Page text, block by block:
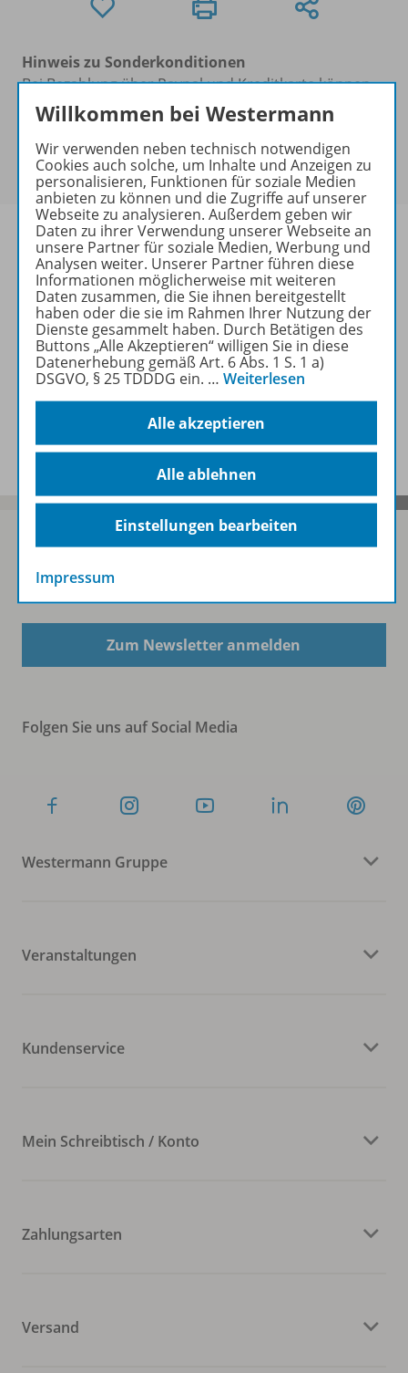
Hinweis zu Sonderkonditionen
Bei Bezahlung über Paypal und Kreditkarte können
keine Sonderkonditionen gewährt werden.
Sie haben ein passendes Spar-Paket ?
Um den für Sie gültigen Preis zu sehen,melden Sie
sich bitte an.
Informationen
Weitere Inhalte der Ausgabe
Sofort profitieren
Zum Newsletter anmelden
Folgen Sie uns auf Social Media
Westermann Gruppe
Veranstaltungen
Kundenservice
Mein Schreibtisch / Konto
Zahlungsarten
Versand
Willkommen bei Westermann
Wir verwenden neben technisch notwendigen
Cookies auch solche, um Inhalte und Anzeigen zu
personalisieren, Funktionen für soziale Medien
anbieten zu können und die Zugriffe auf unserer
Webseite zu analysieren. Außerdem geben wir
Daten zu ihrer Verwendung unserer Webseite an
unsere Partner für soziale Medien, Werbung und
Analysen weiter. Unserer Partner führen diese
Informationen möglicherweise mit weiteren
Daten zusammen, die Sie ihnen bereitgestellt
haben oder die sie im Rahmen Ihrer Nutzung der
Dienste gesammelt haben. Durch Betätigen des
Buttons „Alle Akzeptieren“ willigen Sie in diese
Datenerhebung gemäß Art. 6 Abs. 1 S. 1 a)
DSGVO, § 25 TDDDG ein. … Weiterlesen
Alle akzeptieren
Alle ablehnen
Einstellungen bearbeiten
Impressum